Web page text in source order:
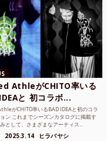
AthleがCHITO率いる
と 初コラボ...
がCHITO率いるBAD IDEAと初のコラ
ン これまでシーズンカタログに掲載す
として、さまざまなアーティス...
2025.3.14 ヒラバヤシ